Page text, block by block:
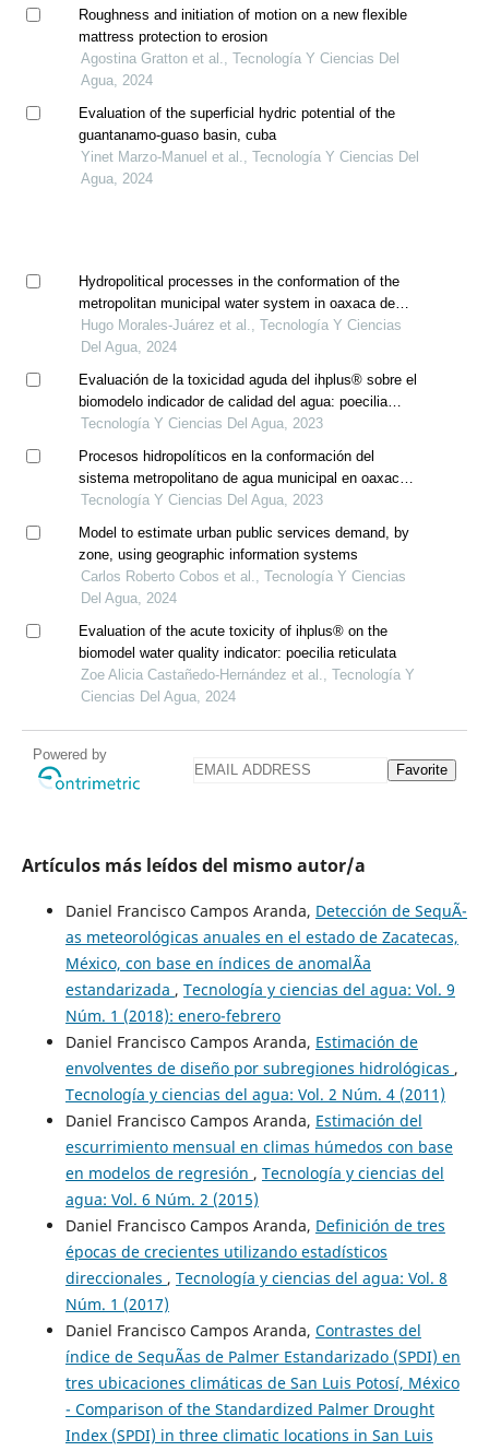
Roughness and initiation of motion on a new flexible
mattress protection to erosion
Agostina Gratton et al., Tecnología Y Ciencias Del
Agua, 2024
Evaluation of the superficial hydric potential of the
guantanamo-guaso basin, cuba
Yinet Marzo-Manuel et al., Tecnología Y Ciencias Del
Agua, 2024
Hydropolitical processes in the conformation of the
metropolitan municipal water system in oaxaca de
juarez, oaxaca, mexico
Hugo Morales-Juárez et al., Tecnología Y Ciencias
Del Agua, 2024
Evaluación de la toxicidad aguda del ihplus® sobre el
biomodelo indicador de calidad del agua: poecilia
reticulata
Tecnología Y Ciencias Del Agua, 2023
Procesos hidropolíticos en la conformación del
sistema metropolitano de agua municipal en oaxaca
de juárez, oaxaca, méxico
Tecnología Y Ciencias Del Agua, 2023
Model to estimate urban public services demand, by
zone, using geographic information systems
Carlos Roberto Cobos et al., Tecnología Y Ciencias
Del Agua, 2024
Evaluation of the acute toxicity of ihplus® on the
biomodel water quality indicator: poecilia reticulata
Zoe Alicia Castañedo-Hernández et al., Tecnología Y
Ciencias Del Agua, 2024
Powered by
Favorite
Artículos más leídos del mismo autor/a
Daniel Francisco Campos Aranda, Detección de SequÃ­
as meteorológicas anuales en el estado de Zacatecas,
México, con base en índices de anomalÃ­a
estandarizada , Tecnología y ciencias del agua: Vol. 9
Núm. 1 (2018): enero-febrero
Daniel Francisco Campos Aranda, Estimación de
envolventes de diseño por subregiones hidrológicas ,
Tecnología y ciencias del agua: Vol. 2 Núm. 4 (2011)
Daniel Francisco Campos Aranda, Estimación del
escurrimiento mensual en climas húmedos con base
en modelos de regresión , Tecnología y ciencias del
agua: Vol. 6 Núm. 2 (2015)
Daniel Francisco Campos Aranda, Definición de tres
épocas de crecientes utilizando estadísticos
direccionales , Tecnología y ciencias del agua: Vol. 8
Núm. 1 (2017)
Daniel Francisco Campos Aranda, Contrastes del
índice de SequÃ­as de Palmer Estandarizado (SPDI) en
tres ubicaciones climáticas de San Luis Potosí, México
- Comparison of the Standardized Palmer Drought
Index (SPDI) in three climatic locations in San Luis